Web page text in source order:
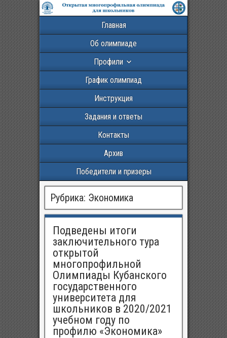
Главная
Об олимпиаде
Профили
График олимпиад
Инструкция
Задания и ответы
Контакты
Архив
Победители и призеры
Рубрика: Экономика
Подведены итоги
заключительного тура
открытой
многопрофильной
Олимпиады Кубанского
государственного
университета для
школьников в 2020/2021
учебном году по
профилю «Экономика»